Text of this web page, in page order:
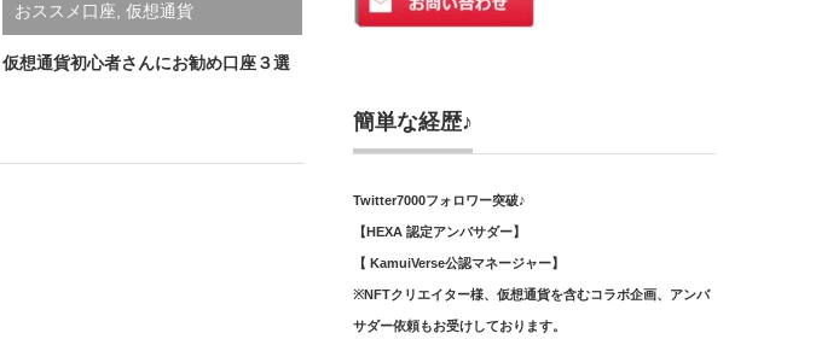
おススメ口座 仮想通貨
仮想通貨初心者さんにお勧め口座３選
簡単な経歴♪
Twitter7000フォロワー突破♪
【HEXA 認定アンバサダー】
【 KamuiVerse公認マネージャー】
※NFTクリエイター様、仮想通貨を含むコラボ企画、アンバ
サダー依頼もお受けしております。